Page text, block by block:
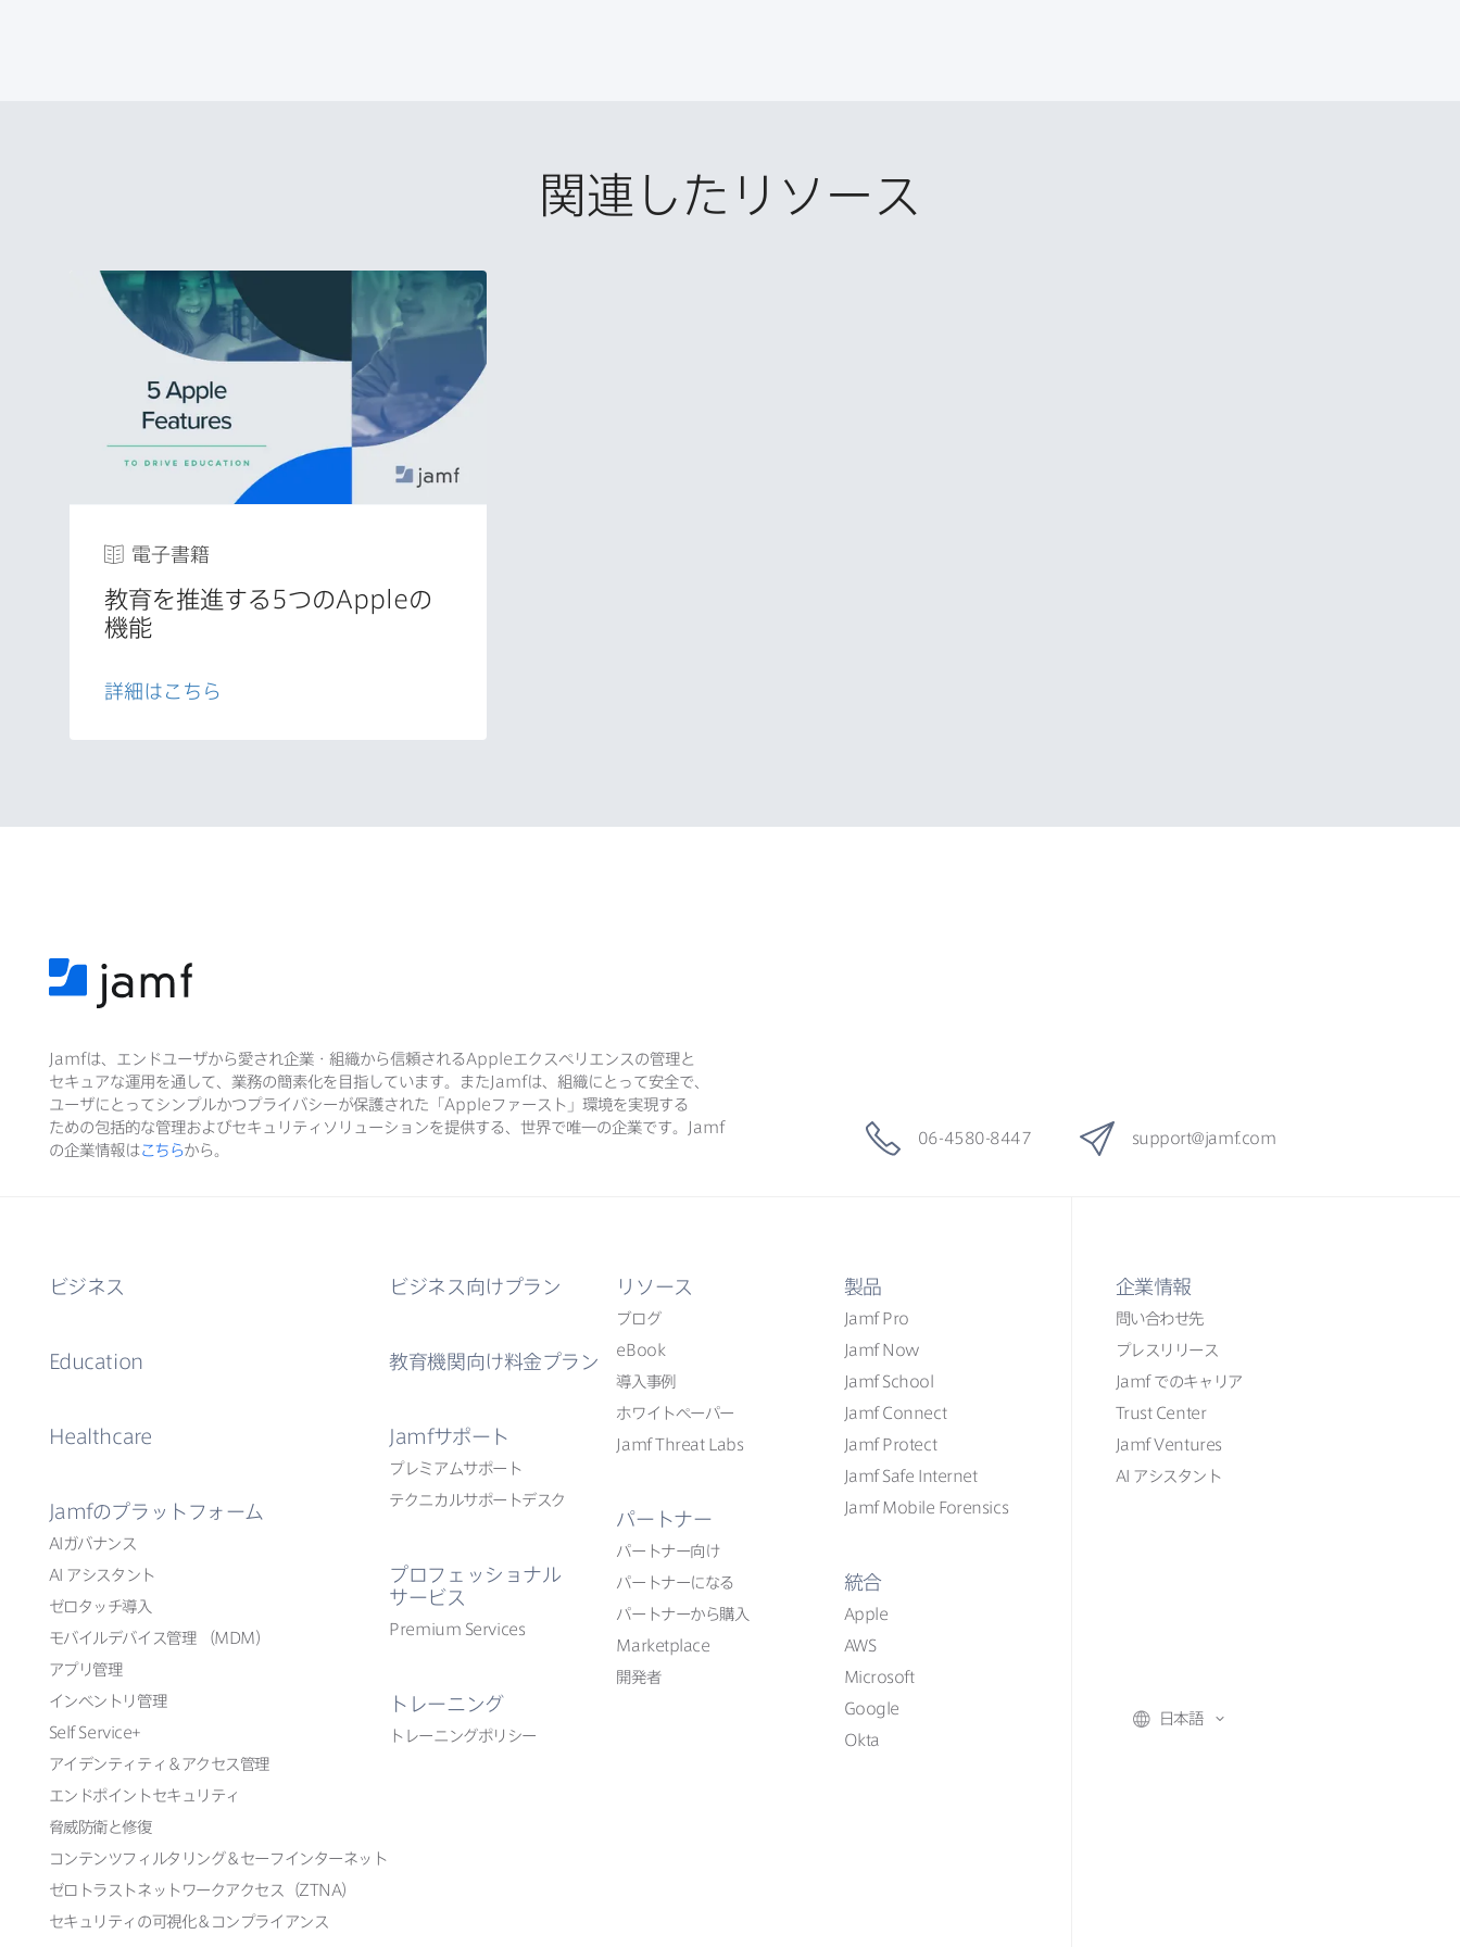
関連したリソース
電子書籍
教育を​推進する 5つのAppleの​
機能
詳細は​こちら
Jamfは、​エンドユーザから​愛され企業・組織から​信頼されるApple エクスペリエンスの​管理と​
セキュアな​運用を​通して、​業務の​簡素化を​目指しています。​また Jamfは、​組織に​とって​安全で、​
ユーザに​とって​シンプルかつプライバシーが​保護された​「Apple ファースト」環境を​実現する​
ための​包括的な​管理および​セキュリティソリューションを​提供する、​世界で​唯一の​企業です。
Jamf
の​企業情報はこちらから。
06-4580-8447 support@jamf. com
ビジネス
Education
Healthcare
Jamfの​プラットフォーム
AI ガバナンス
AI アシスタント
ゼロタッチ導入
モバイルデバイス管理
（MDM）
アプリ管理
インベントリ管理
Self Service+
アイデンティティ＆アクセス管理
エンドポイントセキュリティ
脅威防衛と​修復
コンテンツフィルタリング＆セーフインターネット
ゼロトラストネットワークアクセス​（ZTNA）
セキュリティの​可視化＆コンプライアンス
ビジネス向けプラン
教育機関向け料金プラン
Jamfサポート
プレミアムサポート
テクニカルサポートデスク
プロフェッショナル
サービス
Premium Services
トレーニング
トレーニングポリシー
リソース
ブログ
eBook
導入事例
ホワイトペーパー
Jamf Threat Labs
パートナー
パートナー向け
パートナーに​なる
パートナーから​購入
Marketplace
開発者
製品
Jamf Pro
Jamf Now
Jamf School
Jamf Connect
Jamf Protect
Jamf Safe Internet
Jamf Mobile Forensics
統合
Apple
AWS
Microsoft
Google
Okta
企業情報
問い​合わせ先
プレスリリース
Jamf での​​キャリア
Trust Center
Jamf Ventures
AI アシスタント
日本語